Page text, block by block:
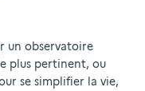
un observatoire
plus pertinent, ou
se simplifier la vie,